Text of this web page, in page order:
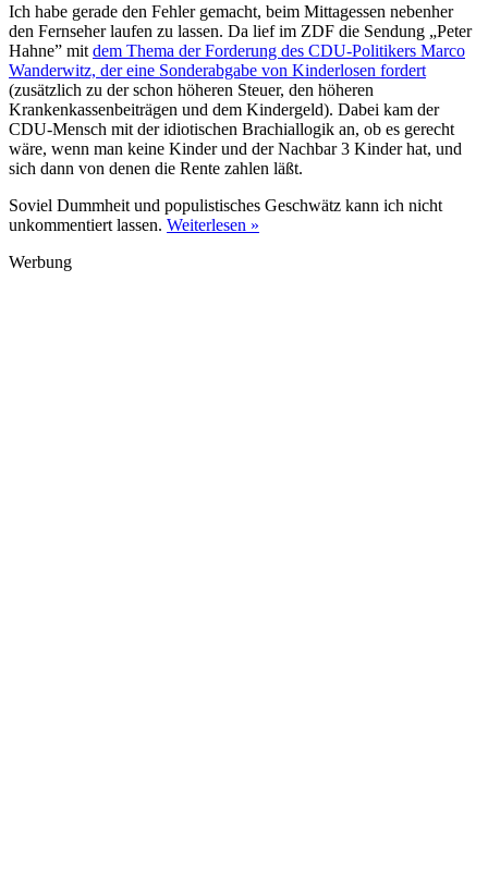
Ich habe gerade den Fehler gemacht, beim Mittagessen nebenher
den Fernseher laufen zu lassen. Da lief im ZDF die Sendung „Peter
Hahne” mit dem Thema der Forderung des CDU-Politikers Marco
Wanderwitz, der eine Sonderabgabe von Kinderlosen fordert
(zusätzlich zu der schon höheren Steuer, den höheren
Krankenkassenbeiträgen und dem Kindergeld). Dabei kam der
CDU-Mensch mit der idiotischen Brachiallogik an, ob es gerecht
wäre, wenn man keine Kinder und der Nachbar 3 Kinder hat, und
sich dann von denen die Rente zahlen läßt.
Soviel Dummheit und populistisches Geschwätz kann ich nicht
unkommentiert lassen. Weiterlesen »
Werbung